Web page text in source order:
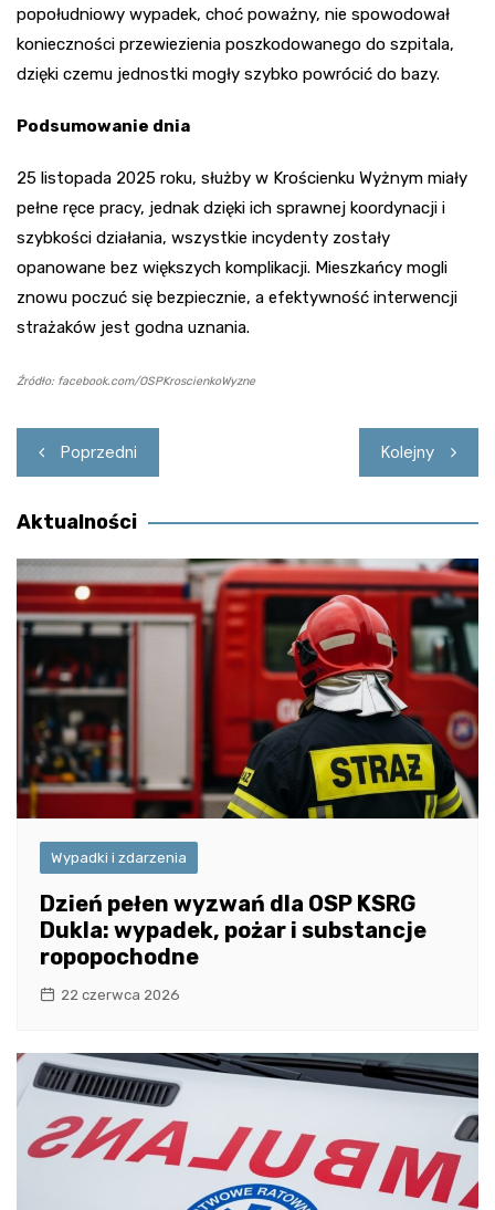
popołudniowy wypadek, choć poważny, nie spowodował
konieczności przewiezienia poszkodowanego do szpitala,
dzięki czemu jednostki mogły szybko powrócić do bazy.
Podsumowanie dnia
25 listopada 2025 roku, służby w Krościenku Wyżnym miały
pełne ręce pracy, jednak dzięki ich sprawnej koordynacji i
szybkości działania, wszystkie incydenty zostały
opanowane bez większych komplikacji. Mieszkańcy mogli
znowu poczuć się bezpiecznie, a efektywność interwencji
strażaków jest godna uznania.
Źródło: facebook.com/OSPKroscienkoWyzne
Nawigacja
wpisu
Poprzedni Kolejny
Aktualności
Wypadki i zdarzenia
Dzień pełen wyzwań dla OSP KSRG
Dukla: wypadek, pożar i substancje
ropopochodne
22 czerwca 2026